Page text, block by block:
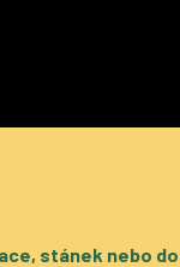
stánek nebo do